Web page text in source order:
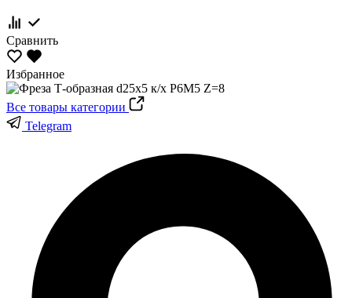
Сравнить
Избранное
Все товары категории
Telegram